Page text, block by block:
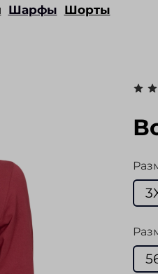
Шарфы Шорты